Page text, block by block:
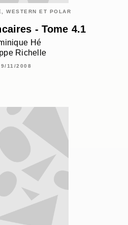
WESTERN ET POLAR
- Tome 4.1
Hé
Richelle
11/2008